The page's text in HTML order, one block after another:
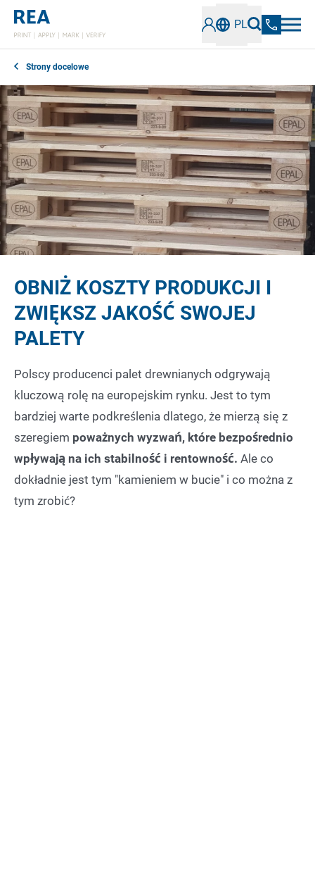
PL
Strony docelowe
OBNIŻ KOSZTY PRODUKCJI I
ZWIĘKSZ JAKOŚĆ SWOJEJ
PALETY
Polscy producenci palet drewnianych odgrywają
kluczową rolę na europejskim rynku. Jest to tym
bardziej warte podkreślenia dlatego, że mierzą się z
szeregiem poważnych wyzwań, które bezpośrednio
wpływają na ich stabilność i rentowność. Ale co
dokładnie jest tym "kamieniem w bucie" i co można z
tym zrobić?